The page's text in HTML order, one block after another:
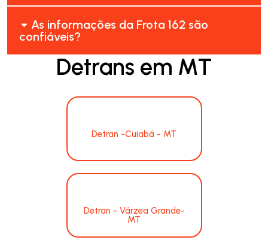
As informações da Frota 162 são
confiáveis?
Detrans em MT
Detran -Cuiabá - MT
Detran - Várzea Grande-
MT